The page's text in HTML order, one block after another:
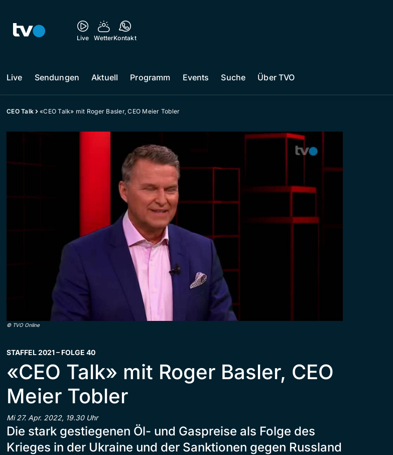
Live WetterKontakt
Live Sendungen Aktuell Programm Events Suche Über TVO
CEO Talk «CEO Talk» mit Roger Basler, CEO Meier Tobler
© TVO Online
STAFFEL 2021 – FOLGE 40
«CEO Talk» mit Roger Basler, CEO
Meier Tobler
Mi 27. Apr. 2022, 19.30 Uhr
Die stark gestiegenen Öl- und Gaspreise als Folge des
Krieges in der Ukraine und der Sanktionen gegen Russland